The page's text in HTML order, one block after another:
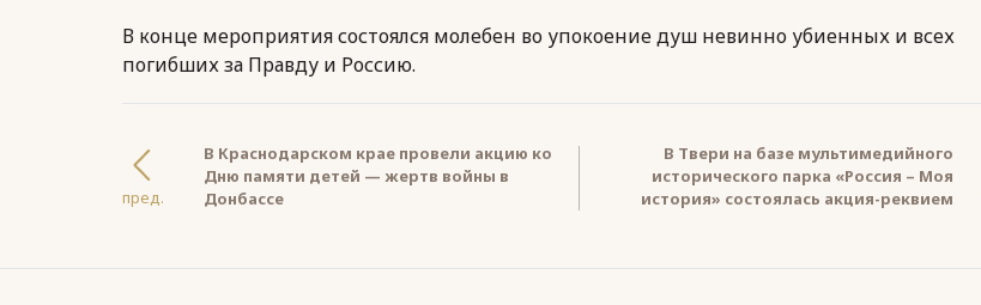
В конце мероприятия состоялся молебен во упокоение душ невинно убиенных и всех
погибших за Правду и Россию.
пред.
В Краснодарском крае провели акцию ко
Дню памяти детей — жертв войны в
Донбассе
В Твери на базе мультимедийного
исторического парка «Россия – Моя
история» состоялась акция-реквием